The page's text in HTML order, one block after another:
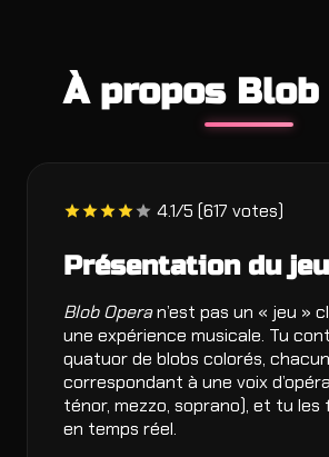
À propos Blob
4.1/5 (617 votes)
Présentation du jeu
Blob Operan’est pas un « jeu »
une expérience musicale. Tu
quatuor de blobs colorés, chacun
correspondant à une voix
ténor, mezzo, soprano), et tu
en temps réel.